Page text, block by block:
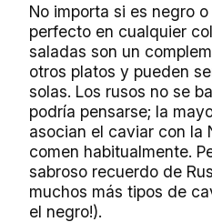
No importa si es negro
perfecto en cualquier
saladas son un
otros platos y pueden
solas. Los rusos no se
podría pensarse; la
asocian el caviar con la
comen habitualmente.
sabroso recuerdo de
muchos más tipos de
el negro!).